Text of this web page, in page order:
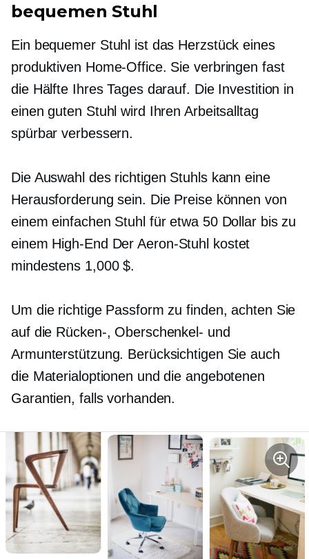
bequemen Stuhl
Ein bequemer Stuhl ist das Herzstück eines
produktiven Home-Office. Sie verbringen fast
die Hälfte Ihres Tages darauf. Die Investition in
einen guten Stuhl wird Ihren Arbeitsalltag
spürbar verbessern.
Die Auswahl des richtigen Stuhls kann eine
Herausforderung sein. Die Preise können von
einem einfachen Stuhl für etwa 50 Dollar bis zu
einem High-End Der Aeron-Stuhl kostet
mindestens 1,000 $.
Um die richtige Passform zu finden, achten Sie
auf die Rücken-, Oberschenkel- und
Armunterstützung. Berücksichtigen Sie auch
die Materialoptionen und die angebotenen
Garantien, falls vorhanden.